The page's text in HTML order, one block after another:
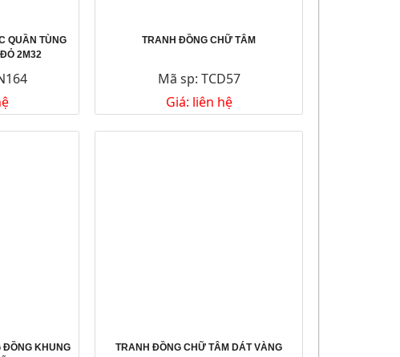
QUẦN TÙNG
2M32
TRANH ĐỒNG CHỮ TÂM
Mã sp: TCD57
Giá: liên hệ
ĐỒNG KHUNG
TRANH ĐỒNG CHỮ TÂM DÁT VÀNG